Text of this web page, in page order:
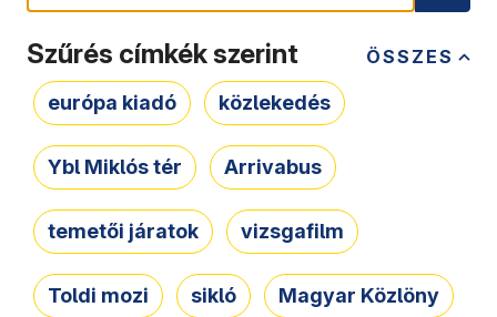
ÖSSZES
Szűrés címkék szerint
európa kiadó közlekedés
Ybl Miklós tér Arrivabus
temetői járatok vizsgafilm
Toldi mozi sikló Magyar Közlöny